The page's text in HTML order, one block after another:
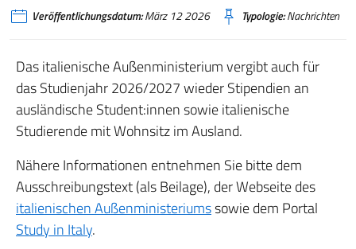
Veröffentlichungsdatum:März 12 2026 Typologie:Nachrichten
Das italienische Außenministerium vergibt auch für
das Studienjahr 2026/2027 wieder Stipendien an
ausländische Student:innen sowie italienische
Studierende mit Wohnsitz im Ausland.
Nähere Informationen entnehmen Sie bitte dem
Ausschreibungstext (als Beilage), der Webseite des
italienischen Außenministeriumssowie dem Portal
Study in Italy.